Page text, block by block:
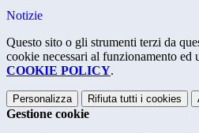
Notizie
Questo sito o gli strumenti terzi da
cookie necessari al funzionamento
COOKIE POLICY.
Personalizza Rifiuta tutti i cookies
Gestione cookie